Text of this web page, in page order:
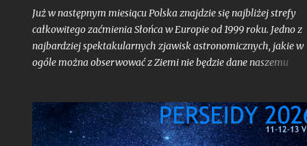
Już w następnym miesiącu Polska znajdzie się najbliżej strefy
całkowitego zaćmienia Słońca w Europie od 1999 roku. Jedno z
najbardziej spektakularnych zjawisk astronomicznych, jakie w
ogóle można obserwować z Ziemi nie będzie dane naszemu
który obszar kontynentu chodzi - spektakl ten rozegra się
innymi nad Hiszpanią. Choć faza całkowita z Polski